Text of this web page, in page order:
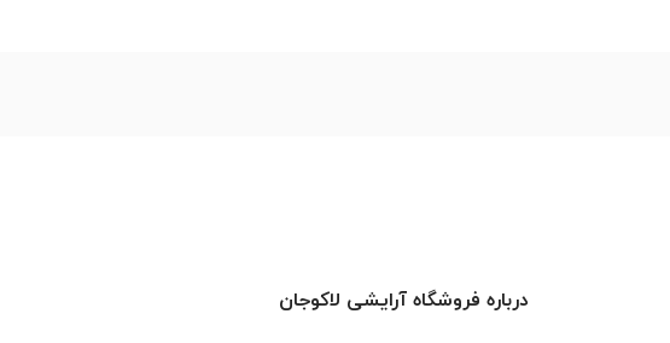
درباره فروشگاه آرایشی لاکوجان